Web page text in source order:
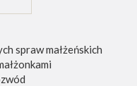
spraw małżeńskich